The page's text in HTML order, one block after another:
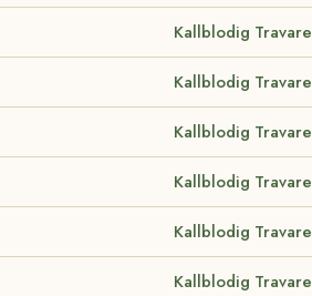
Kallblodig Travare
Kallblodig Travare
Kallblodig Travare
Kallblodig Travare
Kallblodig Travare
Kallblodig Travare